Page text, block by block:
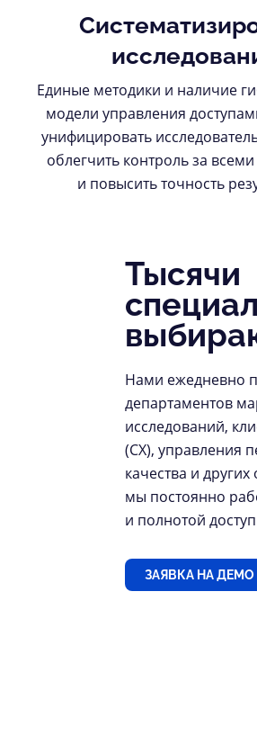
Единые методики и наличие
модели управления
унифицировать
облегчить контроль за
и повысить точность
Тысячи
Нами ежедневно
департаментов
исследований,
(CX), управления
качества и
мы постоянно
и полнотой
ЗАЯВКА НА ДЕМО